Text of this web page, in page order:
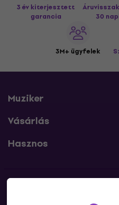
3 év kiterjesztett
garancia
30
3M+ ügyfelek
Muziker
Vásárlás
Hasznos